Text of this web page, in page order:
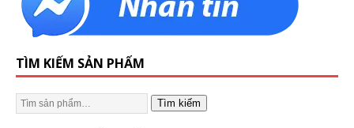
TÌM KIẾM SẢN PHẨM
Tìm kiếm